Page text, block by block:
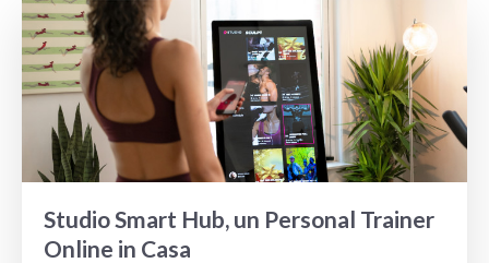
Studio Smart Hub, un Personal Trainer
Online in Casa